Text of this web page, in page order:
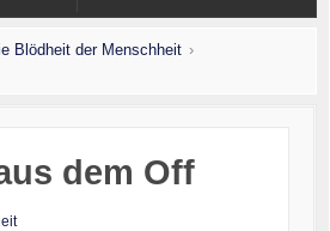
Blödheit der Menschheit
dem Off